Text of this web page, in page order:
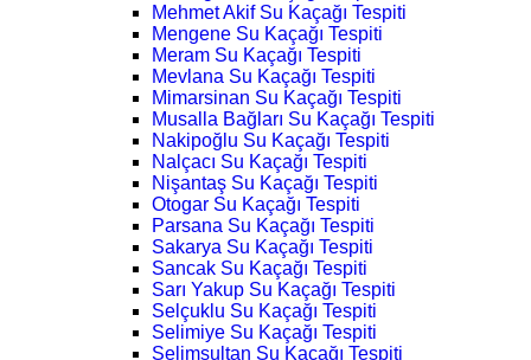
Mehmet Akif Su Kaçağı Tespiti
Mengene Su Kaçağı Tespiti
Meram Su Kaçağı Tespiti
Mevlana Su Kaçağı Tespiti
Mimarsinan Su Kaçağı Tespiti
Musalla Bağları Su Kaçağı Tespiti
Nakipoğlu Su Kaçağı Tespiti
Nalçacı Su Kaçağı Tespiti
Nişantaş Su Kaçağı Tespiti
Otogar Su Kaçağı Tespiti
Parsana Su Kaçağı Tespiti
Sakarya Su Kaçağı Tespiti
Sancak Su Kaçağı Tespiti
Sarı Yakup Su Kaçağı Tespiti
Selçuklu Su Kaçağı Tespiti
Selimiye Su Kaçağı Tespiti
Selimsultan Su Kaçağı Tespiti